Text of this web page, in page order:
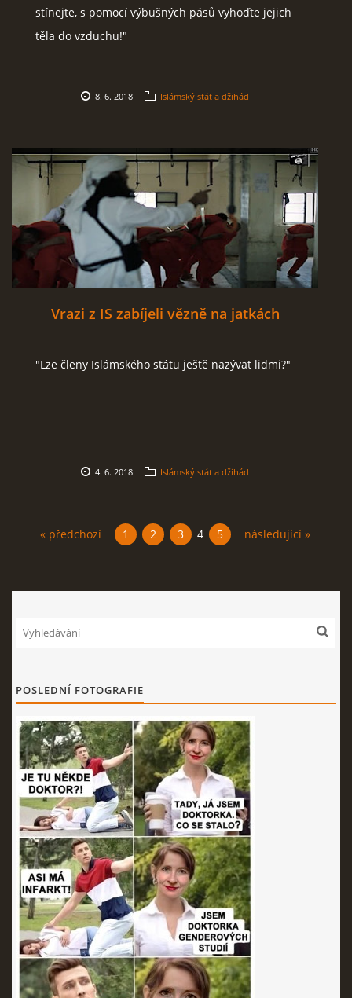
stínejte, s pomocí výbušných pásů vyhoďte jejich
těla do vzduchu!"
8. 6. 2018 Islámský stát a džihád
Vrazi z IS zabíjeli vězně na jatkách
"Lze členy Islámského státu ještě nazývat lidmi?"
4. 6. 2018 Islámský stát a džihád
« předchozí 1 2 3 4 5 následující »
POSLEDNÍ FOTOGRAFIE